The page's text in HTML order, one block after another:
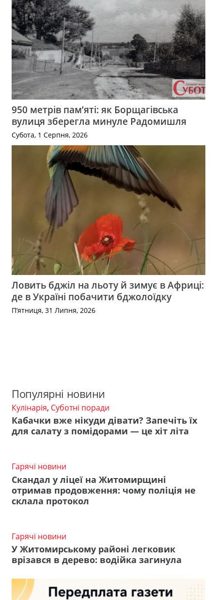
950 метрів пам’яті: як Борщагівська
вулиця зберегла минуле Радомишля
Субота, 1 Серпня, 2026
Ловить бджіл на льоту й зимує в Африці:
де в Україні побачити бджолоїдку
П’ятниця, 31 Липня, 2026
Популярні новини
Кулінарія, Суботні поради
Кабачки вже нікуди дівати? Запечіть їх
для салату з помідорами — це хіт літа
Гарячі новини
Скандал у ліцеї на Житомирщині
отримав продовження: чому поліція не
склала протокол
Гарячі новини
У Житомирському районі легковик
врізався в дерево: водійка загинула